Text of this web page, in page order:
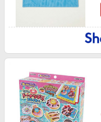
ビジネス・その他サービス